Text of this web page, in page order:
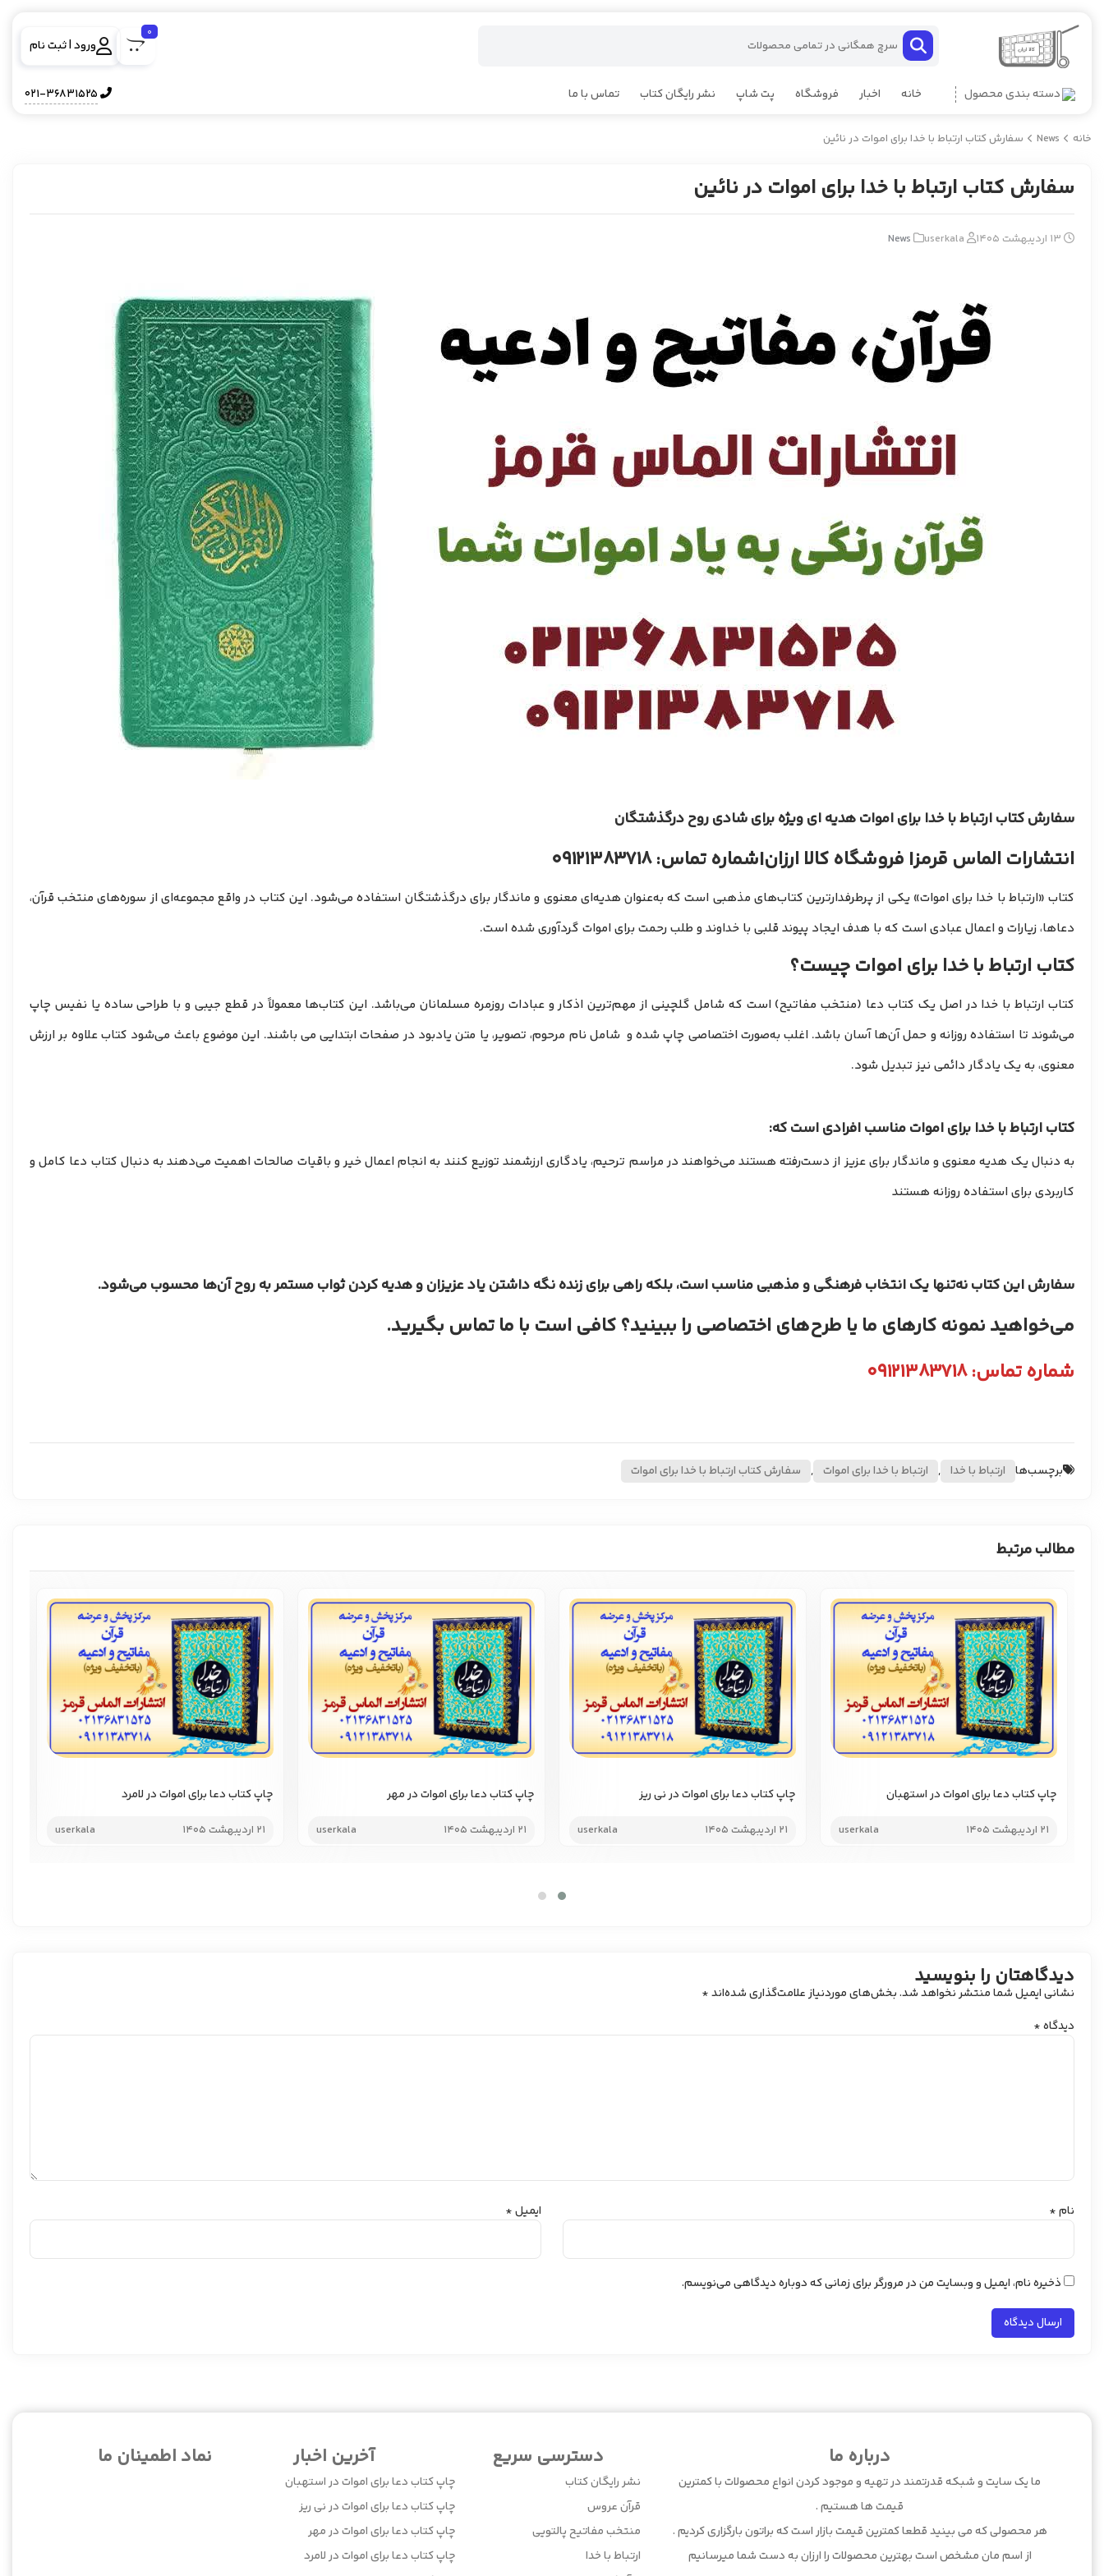
0
ورود | ثبت نام
دسته بندی محصول خانه اخبار فروشگاه پت شاپ نشر رایگان کتاب تماس با ما 021-36831525
خانه News سفارش کتاب ارتباط با خدا برای اموات در نائین
سفارش کتاب ارتباط با خدا برای اموات در نائین
13 اردیبهشت 1405 userkala
News
سفارش کتاب ارتباط با خدا برای اموات هدیه ای ویژه برای شادی روح درگذشتگان
انتشارات الماس قرمز| فروشگاه کالا ارزان|شماره تماس: ۰۹۱۲۱۳۸۳۷۱۸
کتاب «ارتباط با خدا برای اموات» یکی از پرطرفدارترین کتاب‌های مذهبی است که به‌عنوان هدیه‌ای معنوی و ماندگار برای درگذشتگان استفاده می‌شود. این کتاب در واقع مجموعه‌ای از سوره‌های منتخب قرآن،
دعاها، زیارات و اعمال عبادی است که با هدف ایجاد پیوند قلبی با خداوند و طلب رحمت برای اموات گردآوری شده است.
کتاب ارتباط با خدا برای اموات چیست؟
کتاب ارتباط با خدا در اصل یک کتاب دعا (منتخب مفاتیح) است که شامل گلچینی از مهم‌ترین اذکار و عبادات روزمره مسلمانان می‌باشد. این کتاب‌ها معمولاً در قطع جیبی و با طراحی ساده یا نفیس چاپ
می‌شوند تا استفاده روزانه و حمل آن‌ها آسان باشد. اغلب به‌صورت اختصاصی چاپ شده و شامل نام مرحوم، تصویر، یا متن یادبود در صفحات ابتدایی می باشند. این موضوع باعث می‌شود کتاب علاوه بر ارزش
معنوی، به یک یادگار دائمی نیز تبدیل شود.
کتاب ارتباط با خدا برای اموات مناسب افرادی است که:
به دنبال یک هدیه معنوی و ماندگار برای عزیز از دست‌رفته هستند می‌خواهند در مراسم ترحیم، یادگاری ارزشمند توزیع کنند به انجام اعمال خیر و باقیات صالحات اهمیت می‌دهند به دنبال کتاب دعا کامل و
کاربردی برای استفاده روزانه هستند
سفارش این کتاب نه‌تنها یک انتخاب فرهنگی و مذهبی مناسب است، بلکه راهی برای زنده نگه داشتن یاد عزیزان و هدیه کردن ثواب مستمر به روح آن‌ها محسوب می‌شود.
​می‌خواهید نمونه کارهای ما یا طرح‌های اختصاصی را ببینید؟ کافی است با ما تماس بگیرید.
شماره تماس: ۰۹۱۲۱۳۸۳۷۱۸
برچسب‌ها ارتباط با خدا , ارتباط با خدا برای اموات , سفارش کتاب ارتباط با خدا برای اموات
مطالب مرتبط
چاپ کتاب دعا برای اموات در استهبان
21 اردیبهشت 1405 userkala
چاپ کتاب دعا برای اموات در نی ریز
21 اردیبهشت 1405 userkala
چاپ کتاب دعا برای اموات در مهر
21 اردیبهشت 1405 userkala
چاپ کتاب دعا برای اموات در لامرد
21 اردیبهشت 1405 userkala
دیدگاهتان را بنویسید
نشانی ایمیل شما منتشر نخواهد شد.بخش‌های موردنیاز علامت‌گذاری شده‌اند*
دیدگاه*
نام* ایمیل*
ذخیره نام، ایمیل و وبسایت من در مرورگر برای زمانی که دوباره دیدگاهی می‌نویسم.
درباره ما
ما یک سایت و شبکه قدرتمند در تهیه و موجود کردن انواع محصولات با کمترین
قیمت ها هستیم .
هر محصولی که می بینید قطعا کمترین قیمت بازار است که براتون بارگزاری کردیم .
از اسم مان مشخص است بهترین محصولات را ارزان به دست شما میرسانیم
دسترسی سریع
نشر رایگان کتاب
قرآن عروس
منتخب مفاتیح پالتویی
ارتباط با خدا
آخرین اخبار
چاپ کتاب دعا برای اموات در استهبان
چاپ کتاب دعا برای اموات در نی ریز
چاپ کتاب دعا برای اموات در مهر
چاپ کتاب دعا برای اموات در لامرد
نماد اطمینان ما